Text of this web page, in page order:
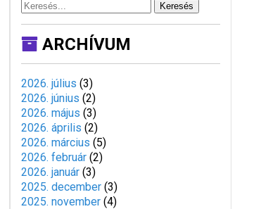
Keresés
ARCHÍVUM
2026. július (3)
2026. június (2)
2026. május (3)
2026. április (2)
2026. március (5)
2026. február (2)
2026. január (3)
2025. december (3)
2025. november (4)